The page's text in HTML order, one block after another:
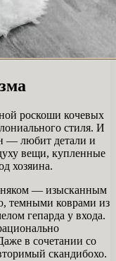
роскоши кочевых
стиля. И
— ​​любит детали и
вещи, купленные
хозяина.
— изысканным
темными коврами из
гепарда у входа.
в сочетании со
скандибохо.